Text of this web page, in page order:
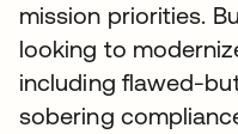
mission priorities.
looking to
including flawed-
sobering